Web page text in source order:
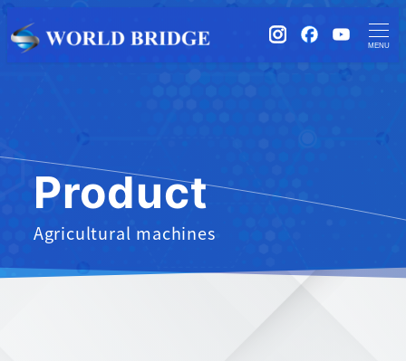
instagramFacebook
MENU
Product
Agricultural machines